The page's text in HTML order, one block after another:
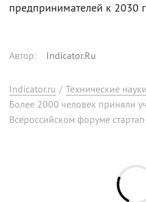
предпринимателей к 2030
Автор: Indicator.Ru
Indicator.ru / Технические науки
Более 2000 человек приняли
Всероссийском форуме